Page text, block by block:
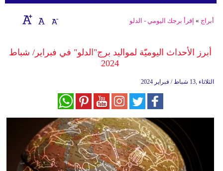
إقتصاد
وموسيقى
وسفر
ديكور
أبراج » إقرأ برجك اليومي - الدلو
أبرز الأحداث اليوميّة لمواليد برج"الدلو" في فبراير/ شباط
2024
الثلاثاء ,13 شباط / فبراير 2024